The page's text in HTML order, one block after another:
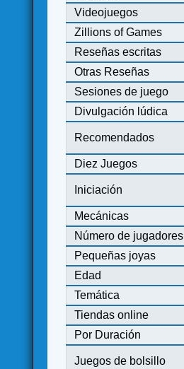
Videojuegos
Zillions of Games
Reseñas escritas
Otras Reseñas
Sesiones de juego
Divulgación lúdica
Recomendados
Diez Juegos
Iniciación
Mecánicas
Número de jugadores
Pequeñas joyas
Edad
Temática
Tiendas online
Por Duración
Juegos de bolsillo